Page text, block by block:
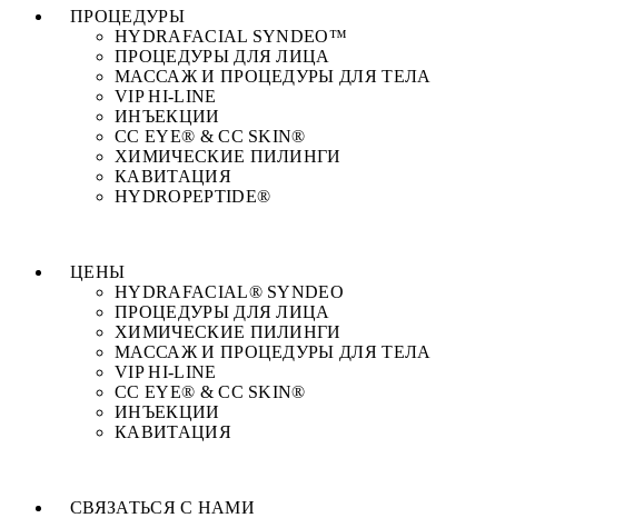
ПРОЦЕДУРЫ
HYDRAFACIAL SYNDEO™
ПРОЦЕДУРЫ ДЛЯ ЛИЦА
МАССАЖ И ПРОЦЕДУРЫ ДЛЯ ТЕЛА
VIP HI-LINE
ИНЪЕКЦИИ
CC EYE® & CC SKIN®
ХИМИЧЕСКИЕ ПИЛИНГИ
КАВИТАЦИЯ
HYDROPEPTIDE®
ЦЕНЫ
HYDRAFACIAL® SYNDEO​
ПРОЦЕДУРЫ ДЛЯ ЛИЦА
ХИМИЧЕСКИЕ ПИЛИНГИ
МАССАЖ И ПРОЦЕДУРЫ ДЛЯ ТЕЛА
VIP HI-LINE
CC EYE® & CC SKIN®
ИНЪЕКЦИИ
КАВИТАЦИЯ
СВЯЗАТЬСЯ С НАМИ